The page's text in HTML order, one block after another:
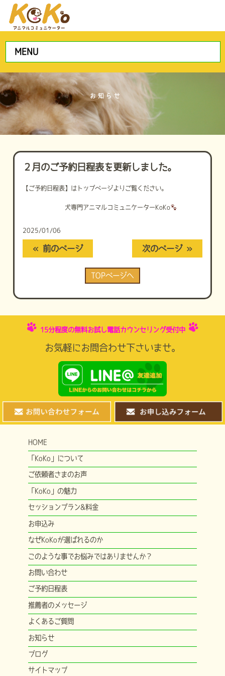
MENU
お知らせ
２月のご予約日程表を更新しました。
【ご予約日程表】はトップページよりご覧ください。
犬専門アニマルコミュニケーターKoKo
2025/01/06
« 前のページ 次のページ »
TOPページへ
15分程度の無料お試し電話カウンセリング受付中
お気軽にお問合わせ下さいませ。
HOME
「KoKo」について
ご依頼者さまのお声
「KoKo」の魅力
セッションプラン&料金
お申込み
なぜKoKoが選ばれるのか
このような事でお悩みではありませんか？
お問い合わせ
ご予約日程表
推薦者のメッセージ
よくあるご質問
お知らせ
ブログ
サイトマップ